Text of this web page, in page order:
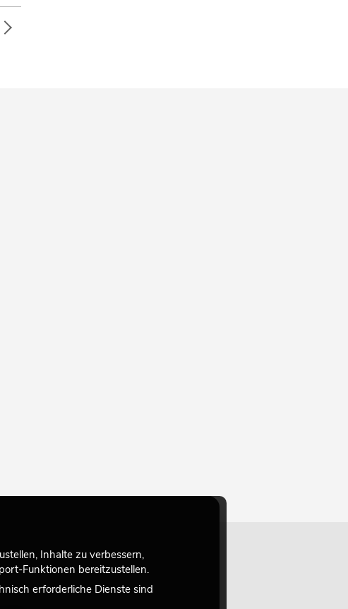
Inhalte zu verbessern,
Funktionen bereitzustellen.
erforderliche Dienste sind